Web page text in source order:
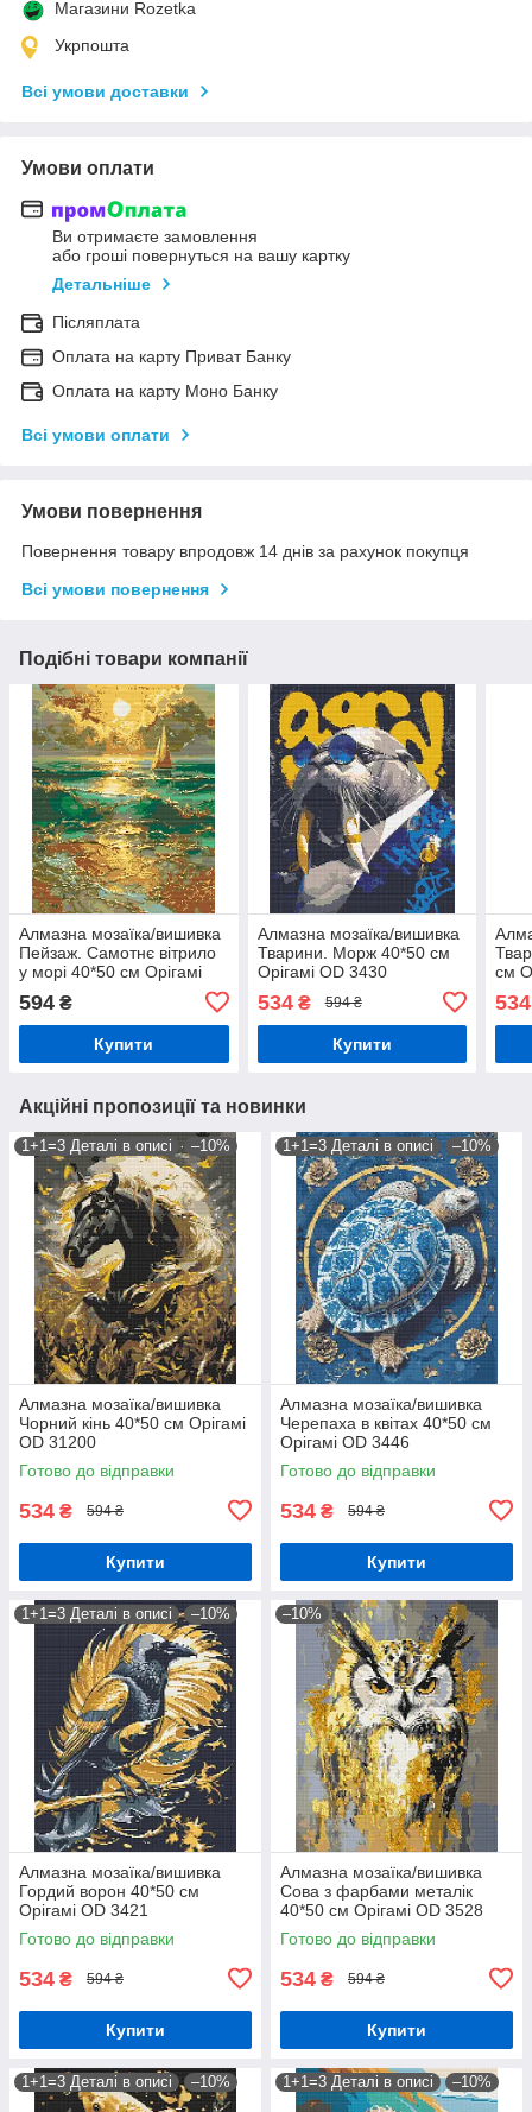
Магазини Rozetka
Укрпошта
Всі умови доставки
Умови оплати
Ви отримаєте замовлення
або гроші повернуться на вашу картку
Детальніше
Післяплата
Оплата на карту Приват Банку
Оплата на карту Моно Банку
Всі умови оплати
Умови повернення
Повернення товару впродовж 14 днів за рахунок покупця
Всі умови повернення
Подібні товари компанії
Алмазна мозаїка/вишивка
Пейзаж. Самотнє вітрило
у морі 40*50 см Орігамі
594 ₴
Купити
Алмазна мозаїка/вишивка
Тварини. Морж 40*50 см
Орігамі OD 3430
534₴ 594 ₴
Купити
см
534
Акційні пропозиції та новинки
1+1=3 Деталі в описі –10%
Алмазна мозаїка/вишивка
Чорний кінь 40*50 см Орігамі
OD 31200
Готово до відправки
534 ₴ 594 ₴
Купити
1+1=3 Деталі в описі –10%
Алмазна мозаїка/вишивка
Черепаха в квітах 40*50 см
Орігамі OD 3446
Готово до відправки
534 ₴ 594 ₴
Купити
1+1=3 Деталі в описі –10%
Алмазна мозаїка/вишивка
Гордий ворон 40*50 см
Орігамі OD 3421
Готово до відправки
534 ₴ 594 ₴
Купити
–10%
Алмазна мозаїка/вишивка
Сова з фарбами металік
40*50 см Орігамі OD 3528
Готово до відправки
534 ₴ 594 ₴
Купити
1+1=3 Деталі в описі –10% 1+1=3 Деталі в описі –10%